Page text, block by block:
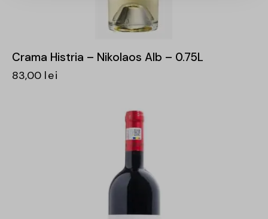
Crama Histria – Nikolaos Alb – 0.75L
83,00 lei